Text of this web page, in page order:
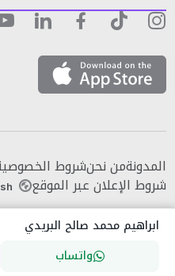
المدونةمن نحنشروط
شروط الإعلان عبر الموقع
ابراهيم محمد صالح البريدي
واتساب